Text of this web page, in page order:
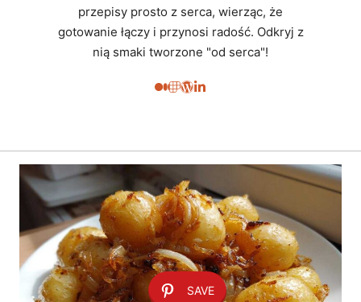
przepisy prosto z serca, wierząc, że
gotowanie łączy i przynosi radość. Odkryj z
nią smaki tworzone "od serca"!
SAVE